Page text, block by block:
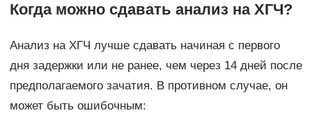
Когда можно сдавать анализ на ХГЧ?
Анализ на ХГЧ лучше сдавать начиная с первого
дня задержки или не ранее, чем через 14 дней после
предполагаемого зачатия. В противном случае, он
может быть ошибочным: